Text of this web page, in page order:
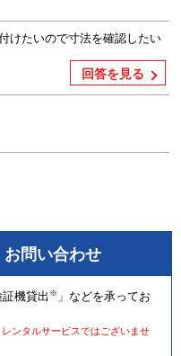
けたいので寸法を確認したい
回答を見る
問い合わせ
機貸出 ※ 」などを承ってお
ンタルサービスではございませ